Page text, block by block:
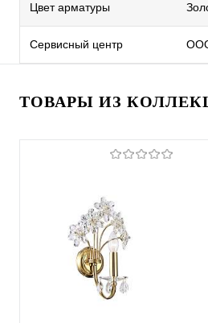
Цвет арматуры
Сервисный центр
ТОВАРЫ ИЗ